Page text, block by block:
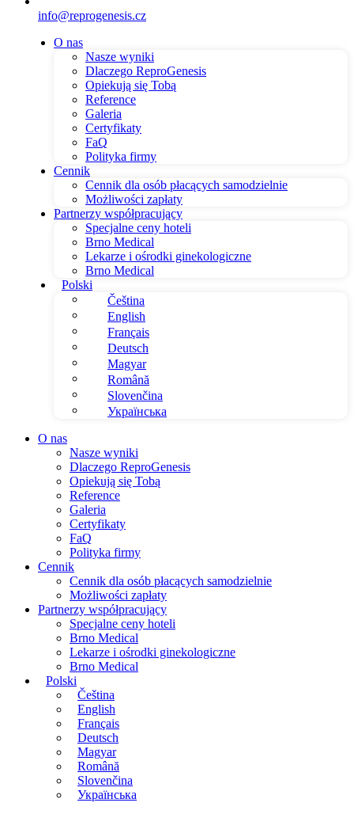
info@reprogenesis.cz
O nas
Nasze wyniki
Dlaczego ReproGenesis
Opiekują się Tobą
Reference
Galeria
Certyfikaty
FaQ
Polityka firmy
Cennik
Cennik dla osób płacących samodzielnie
Możliwości zapłaty
Partnerzy współpracujący
Specjalne ceny hoteli
Brno Medical
Lekarze i ośrodki ginekologiczne
Brno Medical
Polski
Čeština
English
Français
Deutsch
Magyar
Română
Slovenčina
Українська
O nas
Nasze wyniki
Dlaczego ReproGenesis
Opiekują się Tobą
Reference
Galeria
Certyfikaty
FaQ
Polityka firmy
Cennik
Cennik dla osób płacących samodzielnie
Możliwości zapłaty
Partnerzy współpracujący
Specjalne ceny hoteli
Brno Medical
Lekarze i ośrodki ginekologiczne
Brno Medical
Polski
Čeština
English
Français
Deutsch
Magyar
Română
Slovenčina
Українська